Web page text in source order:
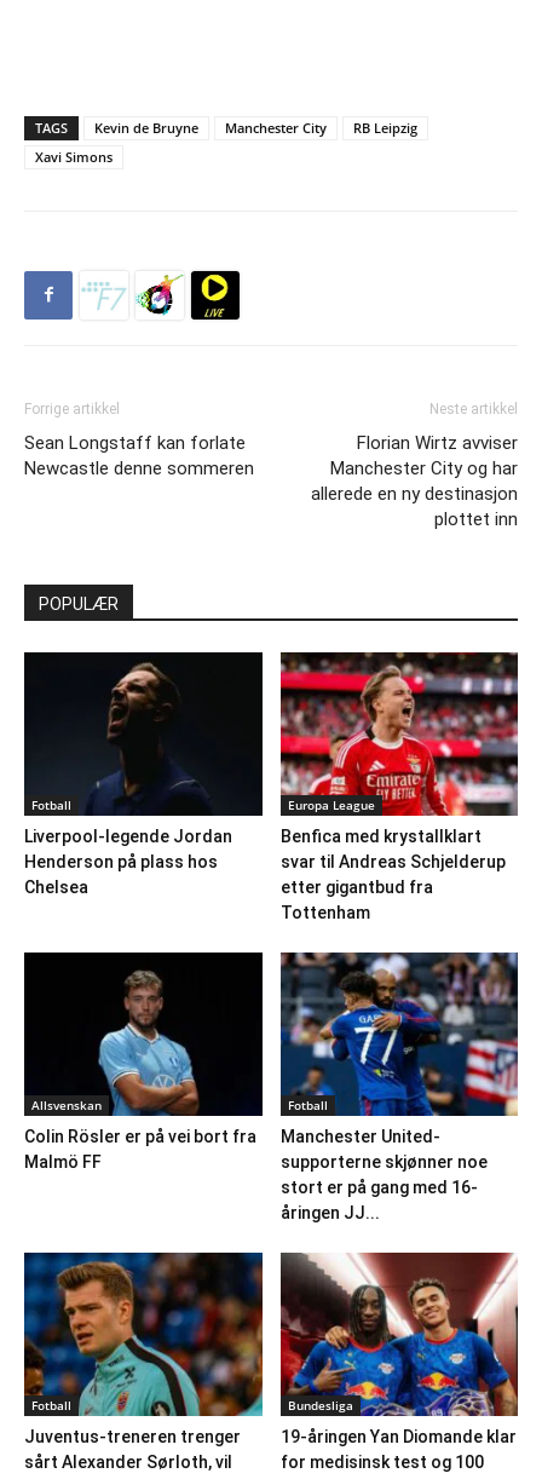
TAGS Kevin de Bruyne Manchester City
RB Leipzig
Xavi Simons
Forrige artikkel
Sean Longstaff kan forlate
Newcastle denne sommeren
Neste artikkel
Florian Wirtz avviser
Manchester City og har
allerede en ny destinasjon
plottet inn
POPULÆR
Fotball
Liverpool-legende Jordan
Henderson på plass hos
Chelsea
Europa League
Benfica med krystallklart
svar til Andreas Schjelderup
etter gigantbud fra
Tottenham
Allsvenskan
Colin Rösler er på vei bort fra
Malmö FF
Fotball
Manchester United-
supporterne skjønner noe
stort er på gang med 16-
åringen JJ...
Fotball
Juventus-treneren trenger
sårt Alexander Sørloth, vil
Bundesliga
19-åringen Yan Diomande klar
for medisinsk test og 100